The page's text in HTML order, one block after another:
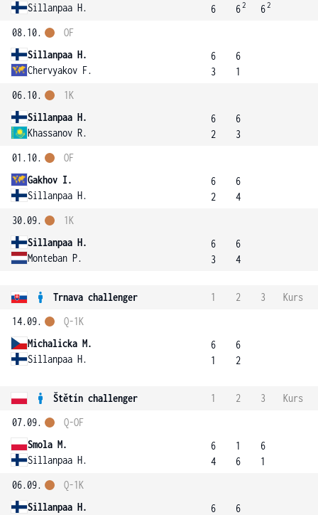
Sillanpaa H.
6
62
62
08.10.
Sillanpaa H.
Chervyakov F.
OF
6
3
6
1
06.10.
Sillanpaa H.
Khassanov R.
1K
6
2
6
3
01.10.
Gakhov I.
Sillanpaa H.
OF
6
2
6
4
30.09.
Sillanpaa H.
Monteban P.
1K
6
3
6
4
Trnava challenger 1 2 3
Kurs
14.09.
Michalicka M.
Sillanpaa H.
Q-1K
6
1
6
2
Štětín challenger 1 2 3
Kurs
07.09.
Smola M.
Sillanpaa H.
Q-OF
6
4
1
6
6
1
06.09.
Sillanpaa H.
Q-1K
6
6